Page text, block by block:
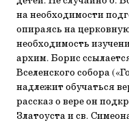
на необходимости
опираясь на
необходимость
архим. Борис
Вселенского собора
надлежит обучаться
рассказ о вере он
Златоуста и св.